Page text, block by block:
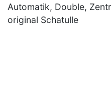
Automatik, Double,
original Schatulle